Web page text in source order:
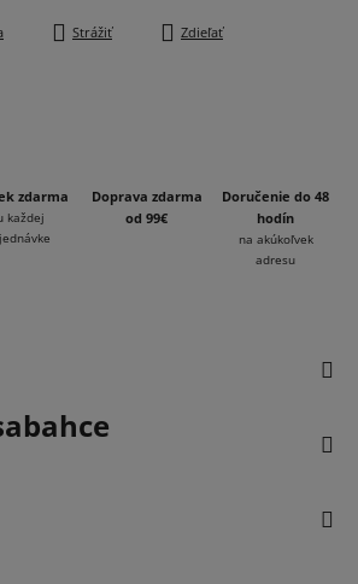
Strážiť Zdieľať
zdarma
každej
Doprava zdarma
od 99€
Doručenie do 48
hodín
na akúkoľvek
adresu